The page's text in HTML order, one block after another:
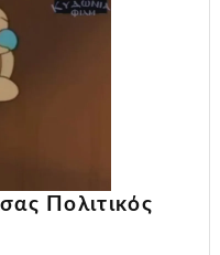
Πολιτικός